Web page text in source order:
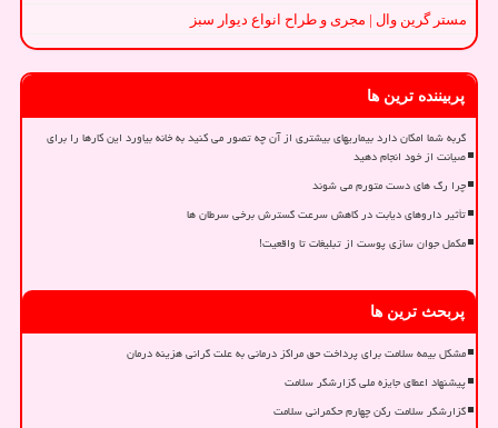
مستر گرین وال | مجری و طراح انواع دیوار سبز
پربیننده ترین ها
گربه شما امکان دارد بیماریهای بیشتری از آن چه تصور می کنید به خانه بیاورد این کارها را برای
صیانت از خود انجام دهید
چرا رگ های دست متورم می شوند
تأثیر داروهای دیابت در کاهش سرعت گسترش برخی سرطان ها
مکمل جوان سازی پوست از تبلیغات تا واقعیت!
پربحث ترین ها
مشکل بیمه سلامت برای پرداخت حق مراکز درمانی به علت گرانی هزینه درمان
پیشنهاد اعطای جایزه ملی گزارشگر سلامت
گزارشگر سلامت رکن چهارم حکمرانی سلامت